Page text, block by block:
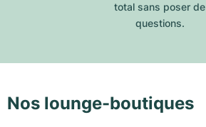
total sans poser de
questions.
Nos lounge-boutiques